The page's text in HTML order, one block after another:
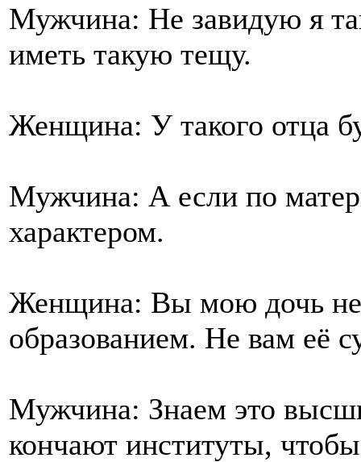
Мужчина: Не завидую я
иметь такую тещу.
Женщина: У такого отца
Мужчина: А если по
характером.
Женщина: Вы мою дочь не
образованием. Не вам её
Мужчина: Знаем это
кончают институты,